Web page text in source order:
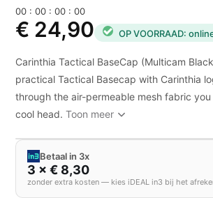
00 :00 :00 :00
€ 24,90 OP VOORRAAD:
Carinthia Tactical BaseCap (Multicam
practical Tactical Basecap with Carinthia
through the air-permeable mesh fabric
cool head.Toon meer
Betaal in 3x
3 × € 8,30
zonder extra kosten — kies iDEAL in3 bij het